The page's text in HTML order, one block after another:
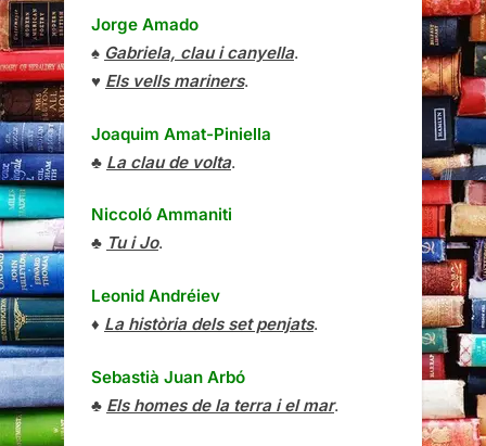
Jorge Amado
♠ Gabriela, clau i canyella.
♥ Els vells mariners.
Joaquim Amat-Piniella
♣ La clau de volta.
Niccoló Ammaniti
♣ Tu i Jo.
Leonid Andréiev
♦ La història dels set penjats.
Sebastià Juan Arbó
♣ Els homes de la terra i el mar.